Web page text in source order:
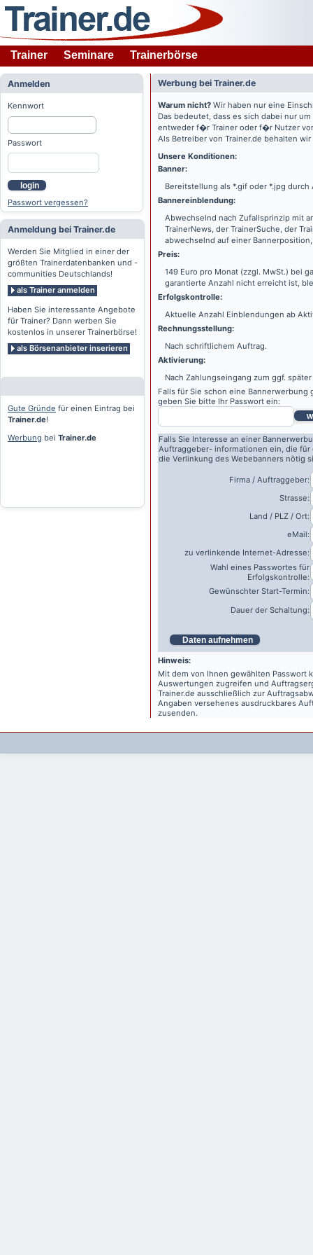
Trainer Seminare Trainerbörse
Anmelden
Kennwort
Passwort
login
Passwort vergessen?
Anmeldung bei Trainer.de
Werden Sie Mitglied in einer der
größten Trainerdatenbanken und -
communities Deutschlands!
als Trainer anmelden
Haben Sie interessante Angebote
für Trainer? Dann werben Sie
kostenlos in unserer Trainerbörse!
als Börsenanbieter inserieren
Gute Gründe für einen Eintrag bei
Trainer.de!
Werbung bei Trainer.de
Werbung bei Trainer.de
Warum nicht? Wir haben nur eine
Das bedeutet, dass es sich dabei nur
entweder f�r Trainer oder f�r Nutzer
Als Betreiber von Trainer.de behalten
Unsere Konditionen:
Banner:
Bereitstellung als *.gif oder *.jpg durch
Bannereinblendung:
Abwechselnd nach Zufallsprinzip mit
TrainerNews, der TrainerSuche, der
abwechselnd auf einer
Preis:
149 Euro pro Monat (zzgl. MwSt.) bei
garantierte Anzahl nicht erreicht ist,
Erfolgskontrolle:
Aktuelle Anzahl Einblendungen ab
Rechnungsstellung:
Nach schriftlichem Auftrag.
Aktivierung:
Nach Zahlungseingang zum ggf.
Falls für Sie schon eine Bannerwerbung
geben Sie bitte Ihr Passwort ein:
Falls Sie Interesse an einer
Auftraggeber- informationen ein, die
die Verlinkung des Webebanners nötig
Firma / Auftraggeber:
Strasse:
Land / PLZ / Ort:
eMail:
zu verlinkende Internet-Adresse:
Wahl eines Passwortes für
Erfolgskontrolle:
Gewünschter Start-Termin:
Dauer der Schaltung:
Daten aufnehmen
Hinweis:
Mit dem von Ihnen gewählten Passwort
Auswertungen zugreifen und
Trainer.de ausschließlich zur
Angaben versehenes ausdruckbares
zusenden.